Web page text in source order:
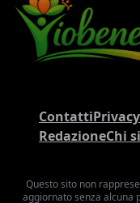
Contatti
RedazioneChi
Questo sito non
aggiornato senza alcuna